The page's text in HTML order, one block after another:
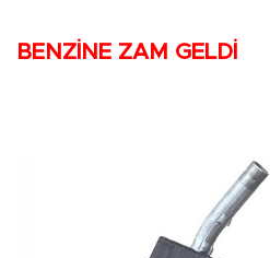
BENZİNE ZAM GELDİ